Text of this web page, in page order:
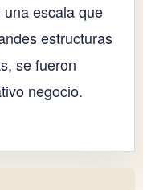
escala que
estructuras
se fueron
negocio.